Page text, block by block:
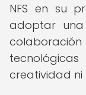
NFS en su
adoptar
creatividad